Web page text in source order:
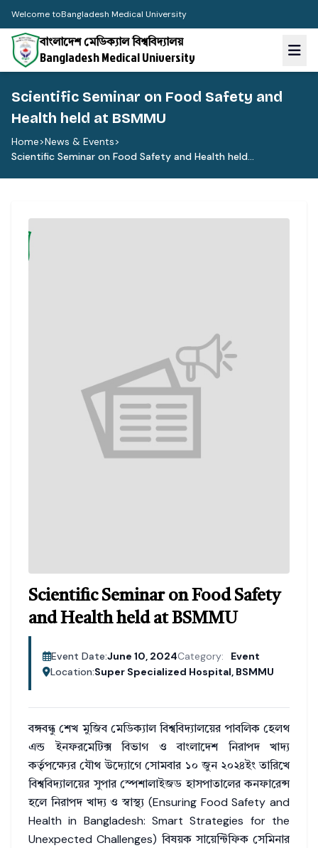
Welcome toBangladesh Medical University
বাংলাদেশ মেডিক্যাল বিশ্ববিদ্যালয়
Bangladesh Medical University
Scientific Seminar on Food Safety and
Health held at BSMMU
Home>News & Events>
Scientific Seminar on Food Safety and Health held...
Scientific Seminar on Food Safety
and Health held at BSMMU
Event Date:June 10, 2024Category:
Event
Location:Super Specialized Hospital, BSMMU
বঙ্গবন্ধু শেখ মুজিব মেডিক্যাল বিশ্ববিদ্যালয়ের পাবলিক হেলথ
এন্ড ইনফরমেটিক্স বিভাগ ও বাংলাদেশ নিরাপদ খাদ্য
কর্তৃপক্ষ্যের যৌথ উদ্যোগে সোমবার ১০ জুন ২০২৪ইং তারিখে
বিশ্ববিদ্যালয়ের সুপার স্পেশালাইজড হাসপাতালের কনফারেন্স
হলে নিরাপদ খাদ্য ও স্বাস্থ্য (Ensuring Food Safety and
Health in Bangladesh: Smart Strategies for the
Unexpected Challenges) বিষয়ক সায়েন্টিফিক সেমিনার